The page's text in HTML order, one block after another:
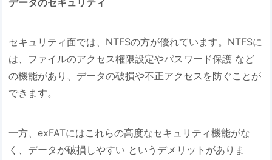
セキュリティ面では、NTFSの方が優れています。NTFSに
は、ファイルのアクセス権限設定やパスワード保護 など
の機能があり、データの破損や不正アクセスを防ぐことが
できます。
一方、exFATにはこれらの高度なセキュリティ機能がな
く、データが破損しやすい というデメリットがありま